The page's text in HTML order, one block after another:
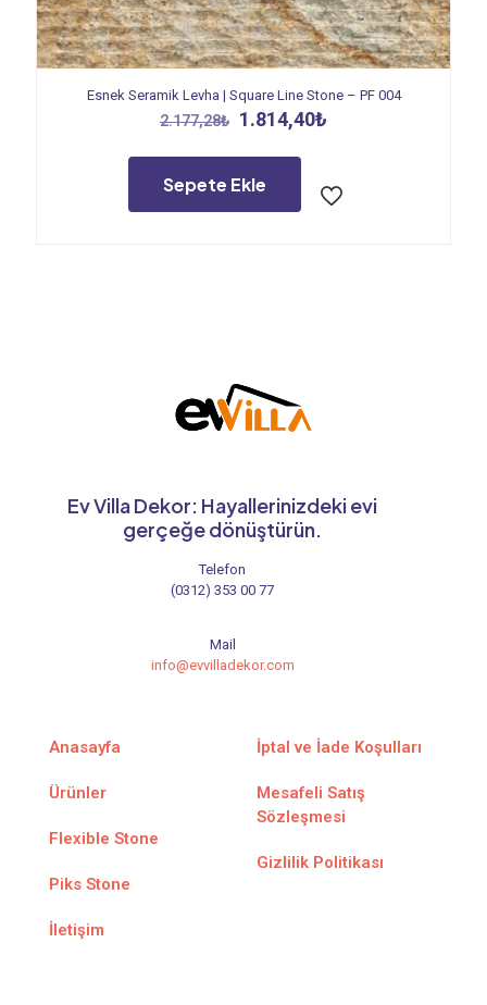
Esnek Seramik Levha | Square Line Stone – PF 004
2.177,28₺ Orijinal
2.177,28₺.
1.814,40₺
Sepete Ekle
Ev Villa Dekor: Hayallerinizdeki evi
gerçeğe dönüştürün.
Telefon
(0312) 353 00 77
Mail
info@evvilladekor.com
Anasayfa
Ürünler
Flexible Stone
Piks Stone
İletişim
İptal ve İade Koşulları
Mesafeli Satış
Sözleşmesi
Gizlilik Politikası